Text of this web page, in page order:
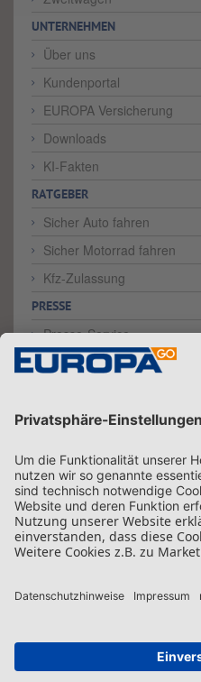
UNTERNEHMEN
Über uns
Kundenportal
EUROPA Versicherung
Downloads
KI-Fakten
RATGEBER
Sicher Auto fahren
Sicher Motorrad fahren
Kfz-Zulassung
PRESSE
Presse-Service
Testberichte
Kontakt
Datenschutz